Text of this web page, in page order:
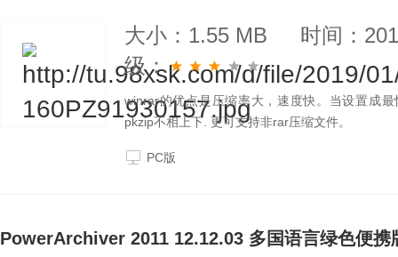
大小：1.55 MB
时间：
级：
winrar的优点是压缩率大，速度快。当设置成
pkzip不相上下. 更可支持非rar压缩文件。
PC版
PowerArchiver 2011 12.12.03 多国语言绿色便携